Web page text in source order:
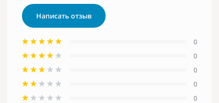
Написать отзыв
0
0
0
0
0